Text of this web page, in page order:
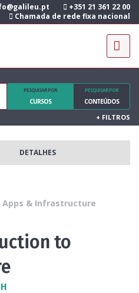
+351 21 361 22 00
Chamada de rede fixa nacional
PESQUISAR POR
CURSOS
PESQUISAR POR
CONTEÚDOS
+ FILTROS
DETALHES
Apps & Infrastructure
to